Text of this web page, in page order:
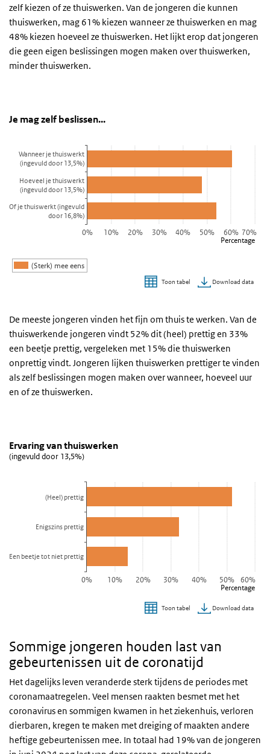
zelf kiezen of ze thuiswerken. Van de jongeren die kunnen
thuiswerken, mag 61% kiezen wanneer ze thuiswerken en mag
48% kiezen hoeveel ze thuiswerken. Het lijkt erop dat jongeren
die geen eigen beslissingen mogen maken over thuiswerken,
minder thuiswerken.
Grafiek Je mag zelf beslissen
Sla de grafiek 'Je mag zelf beslissen...' over en ga naar de datatabel
Je mag zelf beslissen...
Bekijk als data tabel.
De grafiek heeft 1 X-as die categories weergeeft.
De grafiek heeft 1 Y-as die Percentage weergeeft.
Percentage
Je mag zelf beslissen...
0% 10% 20% 30% 40% 50% 60% 70%
Wanneer je thuiswerkt
(ingevuld door 13,5%)
Hoeveel je thuiswerkt
(ingevuld door 13,5%)
Of je thuiswerkt (ingevuld
door 16,8%)
(Sterk) mee eens
Toon tabel Download data
De meeste jongeren vinden het fijn om thuis te werken. Van de
thuiswerkende jongeren vindt 52% dit (heel) prettig en 33%
een beetje prettig, vergeleken met 15% die thuiswerken
onprettig vindt. Jongeren lijken thuiswerken prettiger te vinden
als zelf beslissingen mogen maken over wanneer, hoeveel uur
en of ze thuiswerken.
grafiek ervaring van thuiswerken
Sla de grafiek 'Ervaring van thuiswerken' over en ga naar de
Ervaring van thuiswerken
Staaf grafiek met 3 staven.
Bekijk als data tabel.
De grafiek heeft 1 X-as die categories weergeeft.
De grafiek heeft 1 Y-as die Percentage weergeeft.
Percentage
Ervaring van thuiswerken
(ingevuld door 13,5%)
0% 10% 20% 30% 40% 50% 60%
(Heel) prettig
Enigszins prettig
Een beetje tot niet prettig
Toon tabel Download data
Sommige jongeren houden last van
gebeurtenissen uit de coronatijd
Het dagelijks leven veranderde sterk tijdens de periodes met
coronamaatregelen. Veel mensen raakten besmet met het
coronavirus en sommigen kwamen in het ziekenhuis, verloren
dierbaren, kregen te maken met dreiging of maakten andere
heftige gebeurtenissen mee. In totaal had 19% van de jongeren